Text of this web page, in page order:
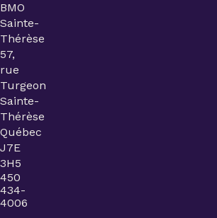
BMO
Sainte-
Thérèse
57,
rue
Turgeon
Sainte-
Thérèse
Québec
J7E
3H5
450
434-
4006